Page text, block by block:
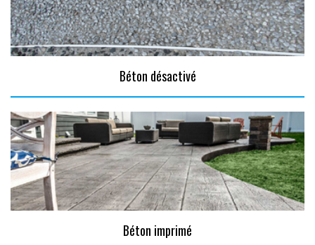
Béton désactivé
Béton imprimé